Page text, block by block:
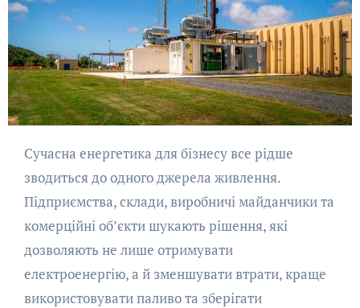
Сучасна енергетика для бізнесу все рідше
зводиться до одного джерела живлення.
Підприємства, склади, виробничі майданчики та
комерційні об’єкти шукають рішення, які
дозволяють не лише отримувати
електроенергію, а й зменшувати втрати, краще
використовувати паливо та зберігати